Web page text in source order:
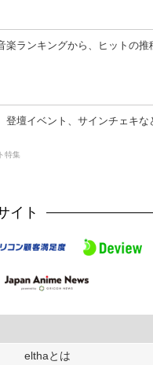
楽ランキングから、ヒットの推
登壇イベント、サインチェキな
特集
イト
して、ユーザーに合わせたコンテ
elthaとは